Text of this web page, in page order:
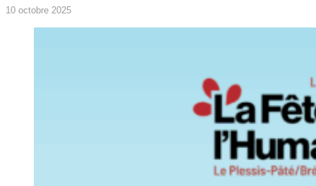
10 octobre 2025